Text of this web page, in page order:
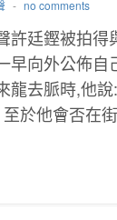
- no comments
許廷鏗被拍得
早向外公佈自
龍去脈時,他
於他會否在